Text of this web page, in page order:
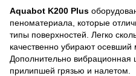
Aquabot K200 Plus
пеноматериала, которые
типы поверхностей. Легко
качественно убирают осевший
Дополнительно вибрационная
прилипшей грязью и налетом.